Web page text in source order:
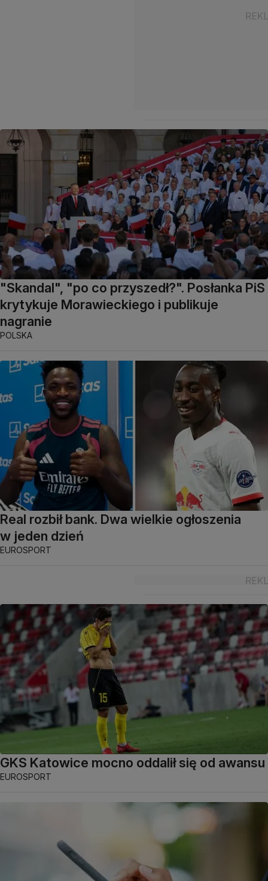
"Skandal", "po co przyszedł?". Posłanka PiS
krytykuje Morawieckiego i publikuje
nagranie
POLSKA
Real rozbił bank. Dwa wielkie ogłoszenia
w jeden dzień
EUROSPORT
GKS Katowice mocno oddalił się od awansu
EUROSPORT